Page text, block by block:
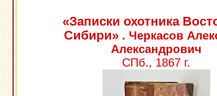
«Записки охотника
Сибири». Черкасов
Александрович
СПб., 1867 г.